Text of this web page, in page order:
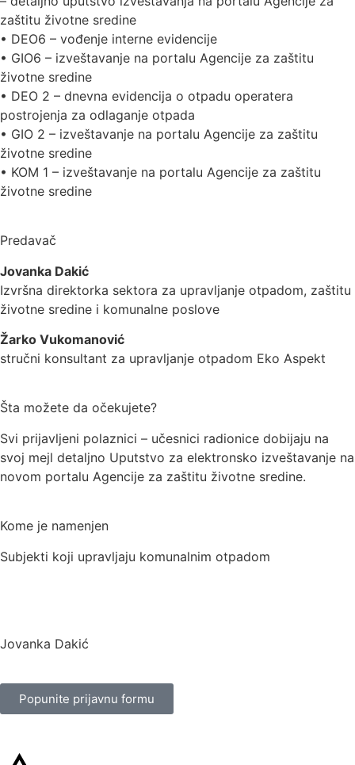
zaštitu životne sredine
• DEO6 – vođenje interne evidencije
• GIO6 – izveštavanje na portalu Agencije za zaštitu
životne sredine
• DEO 2 – dnevna evidencija o otpadu operatera
postrojenja za odlaganje otpada
• GIO 2 – izveštavanje na portalu Agencije za zaštitu
životne sredine
• KOM 1 – izveštavanje na portalu Agencije za zaštitu
životne sredine
Predavač
Jovanka Dakić
Izvršna direktorka sektora za upravljanje otpadom, zaštitu
životne sredine i komunalne poslove
Žarko Vukomanović
stručni konsultant za upravljanje otpadom Eko Aspekt
Šta možete da očekujete?
Svi prijavljeni polaznici – učesnici radionice dobijaju na
svoj mejl detaljno Uputstvo za elektronsko izveštavanje na
novom portalu Agencije za zaštitu životne sredine.
Kome je namenjen
Subjekti koji upravljaju komunalnim otpadom
Jovanka Dakić
Popunite prijavnu formu